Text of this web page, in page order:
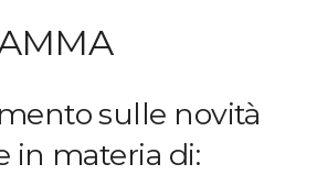
sulle novità
in materia di: